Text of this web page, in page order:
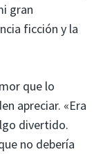
gran
ficción y la
que lo
apreciar. «Era
divertido.
no debería